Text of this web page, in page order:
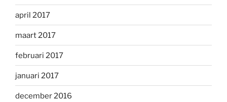
april 2017
maart 2017
februari 2017
januari 2017
december 2016